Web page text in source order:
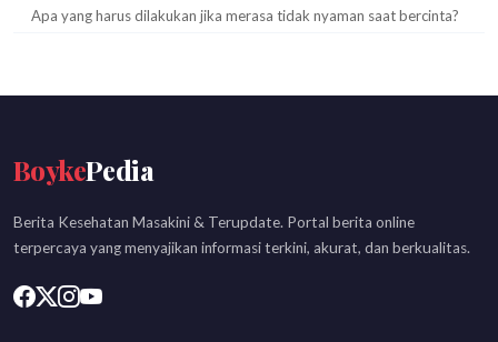
Apa yang harus dilakukan jika merasa tidak nyaman saat bercinta?
BoykePedia
Berita Kesehatan Masakini & Terupdate. Portal berita online
terpercaya yang menyajikan informasi terkini, akurat, dan berkualitas.